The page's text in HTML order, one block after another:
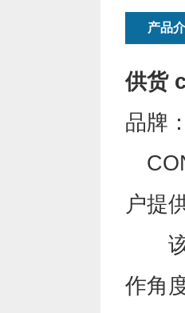
产品
供货
品牌
户提
该
作角